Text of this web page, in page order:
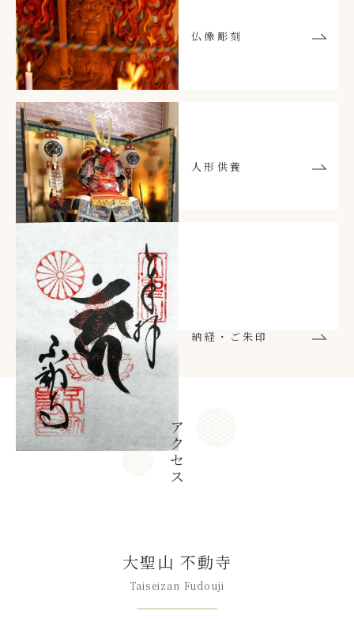
仏像彫刻
人形供養
納経・ご朱印
ア
ク
セ
ス
大聖山 不動寺
Taiseizan Fudouji